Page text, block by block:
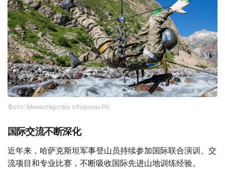
Фото: Министерство обороны РК
国际交流不断深化
近年来，哈萨克斯坦军事登山员持续参加国际联合演训、交
流项目和专业比赛，不断吸收国际先进山地训练经验。